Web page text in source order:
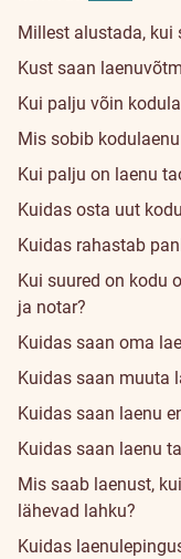
Millest alustada, kui
Kust saan
Kui palju võin
Mis sobib
Kui palju on laenu
Kuidas osta uut
Kuidas rahastab
Kui suured on kodu
ja notar?
Kuidas saan oma
Kuidas saan muuta
Kuidas saan laenu
Kuidas saan laenu
Mis saab laenust,
lähevad lahku?
Kuidas